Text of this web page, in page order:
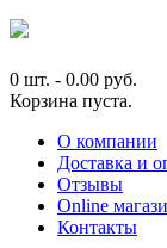
0 шт. - 0.00 руб.
Корзина пуста.
О компании
Доставка и
Отзывы
Online
Контакты